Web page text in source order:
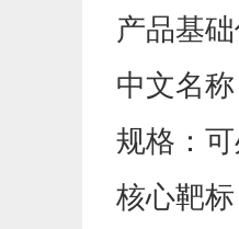
产品基
中文名
规格‌：
核心靶